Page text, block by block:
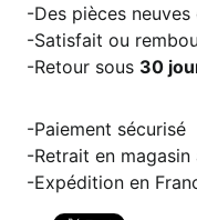
Des pièces
Satisfait ou
Retour sous 30
Paiement sécurisé
Retrait en
Expédition en